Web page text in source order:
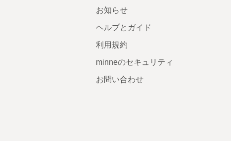
お知らせ
ヘルプとガイド
利用規約
minneのセキュリティ
お問い合わせ